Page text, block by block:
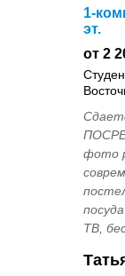
1-
эт.
от 2
фото
ТВ,